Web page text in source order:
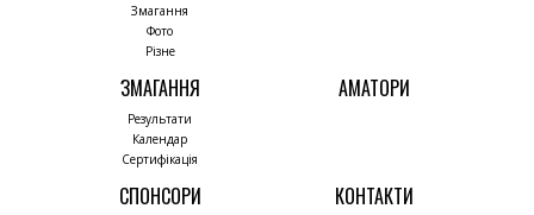
Змагання
Фото
Різне
ЗМАГАННЯ
Результати
Календар
Сертифікація
АМАТОРИ
СПОНСОРИ КОНТАКТИ